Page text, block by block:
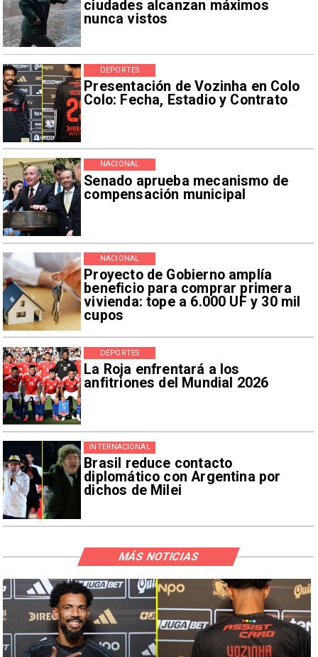
ciudades alcanzan máximos
nunca vistos
Presentación de Vozinha en Colo
Colo: Fecha, Estadio y Contrato
DEPORTES
Senado aprueba mecanismo de
compensación municipal
NACIONAL
Proyecto de Gobierno amplía
beneficio para comprar primera
vivienda: tope a 6.000 UF y 30 mil
cupos
NACIONAL
La Roja enfrentará a los
anfitriones del Mundial 2026
DEPORTES
Brasil reduce contacto
diplomático con Argentina por
dichos de Milei
INTERNACIONAL
MÁS NOTICIAS